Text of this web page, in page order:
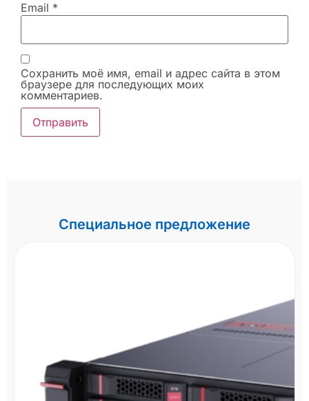
Email *
Сохранить моё имя, email и адрес сайта в этом
браузере для последующих моих
комментариев.
Специальное предложение